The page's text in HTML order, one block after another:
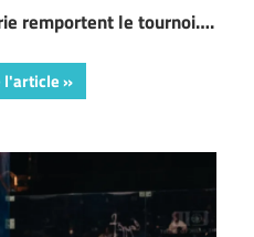
remportent le tournoi….
l'article